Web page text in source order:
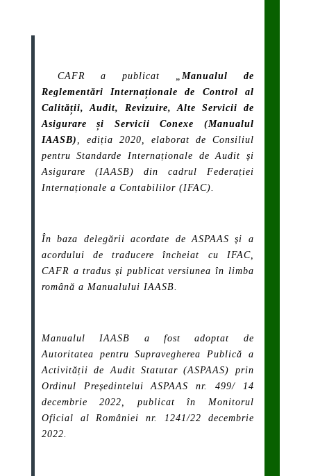
CAFR a publicat „ Manualul de
Reglementări Internaționale de Control al
Calității, Audit, Revizuire, Alte Servicii de
Asigurare și Servicii Conexe (Manualul
IAASB)
, ediția 2020, elaborat de Consiliul
pentru Standarde Internaționale de Audit și
Asigurare (IAASB) din cadrul Federației
Internaționale a Contabililor (IFAC).
În baza delegării acordate de ASPAAS și a
acordului de traducere încheiat cu IFAC,
CAFR a tradus și publicat versiunea în limba
română a Manualului IAASB.
Manualul IAASB a fost adoptat de
Autoritatea pentru Supravegherea Publică a
Activității de Audit Statutar (ASPAAS) prin
Ordinul Președintelui ASPAAS nr. 499/ 14
decembrie 2022, publicat în Monitorul
Oficial al României nr. 1241/22 decembrie
2022.